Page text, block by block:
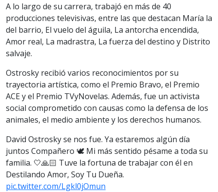
A lo largo de su carrera, trabajó en más de 40
producciones televisivas, entre las que destacan María la
del barrio, El vuelo del águila, La antorcha encendida,
Amor real, La madrastra, La fuerza del destino y Distrito
salvaje.
Ostrosky recibió varios reconocimientos por su
trayectoria artística, como el Premio Bravo, el Premio
ACE y el Premio TVyNovelas. Además, fue un activista
social comprometido con causas como la defensa de los
animales, el medio ambiente y los derechos humanos.
David Ostrosky se nos fue. Ya estaremos algún día
juntos Compañero 🕊️ Mi más sentido pésame a toda su
familia. 🤍🙏🏻 Tuve la fortuna de trabajar con él en
Destilando Amor, Soy Tu Dueña.
pic.twitter.com/Lgkl0jOmun